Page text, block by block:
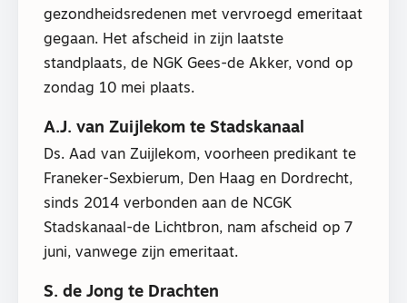
gezondheidsredenen met vervroegd emeritaat
gegaan. Het afscheid in zijn laatste
standplaats, de NGK Gees-de Akker, vond op
zondag 10 mei plaats.
A.J. van Zuijlekom te Stadskanaal
Ds. Aad van Zuijlekom, voorheen predikant te
Franeker-Sexbierum, Den Haag en Dordrecht,
sinds 2014 verbonden aan de NCGK
Stadskanaal-de Lichtbron, nam afscheid op 7
juni, vanwege zijn emeritaat.
S. de Jong te Drachten